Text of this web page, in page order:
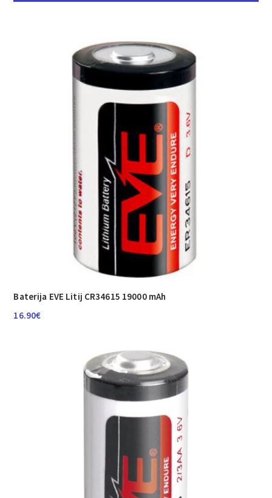
Baterija EVE Litij CR34615 19000 mAh
16.90€